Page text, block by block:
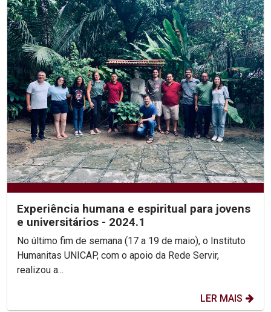
Experiência humana e espiritual para jovens
e universitários - 2024.1
No último fim de semana (17 a 19 de maio), o Instituto
Humanitas UNICAP, com o apoio da Rede Servir,
realizou a...
LER MAIS